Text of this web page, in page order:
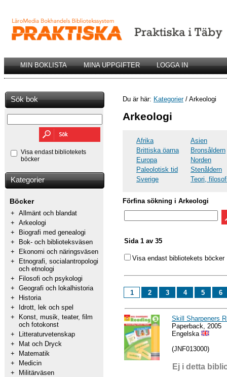
MIN BOKLISTA MINA UPPGIFTER LOGGA IN
Sök bok
Visa endast bibliotekets
böcker
Kategorier
Böcker
+ Allmänt och blandat
+ Arkeologi
+
Biografi med genealogi
+
Bok- och biblioteksväsen
+
Ekonomi och näringsväsen
+
Etnografi, socialantropologi
och etnologi
+
Filosofi och psykologi
+ Geografi och lokalhistoria
+
Historia
+
Idrott, lek och spel
+
Konst, musik, teater, film
och fotokonst
+
Litteraturvetenskap
+
Mat och Dryck
+
Matematik
+
Medicin
+
Militärväsen
Du är här: Kategorier/ Arkeologi
Arkeologi
Afrika
Asien
Brittiska öarna
Bronsåldern
Europa
Norden
Paleolotisk tid
Stenåldern
Sverige
Teori,
Förfina sökning i Arkeologi
Sida 1 av 35
Visa endast bibliotekets böcker
1 2 3 4 5 6
Skill Sharpeners
Paperback, 2005
Engelska
(JNF013000)
Ej i detta